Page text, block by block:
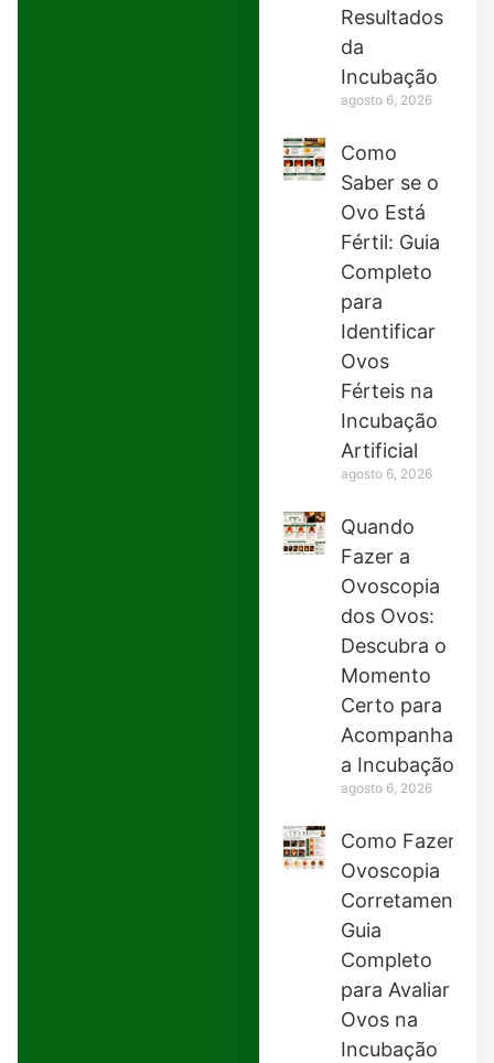
Resultados
da
Incubação
agosto 6, 2026
Como
Saber se o
Ovo Está
Fértil: Guia
Completo
para
Identificar
Ovos
Férteis na
Incubação
Artificial
agosto 6, 2026
Quando
Fazer a
Ovoscopia
dos Ovos:
Descubra o
Momento
Certo para
Acompanhar
a Incubação
agosto 6, 2026
Como Fazer
Ovoscopia
Corretamente:
Guia
Completo
para Avaliar
Ovos na
Incubação